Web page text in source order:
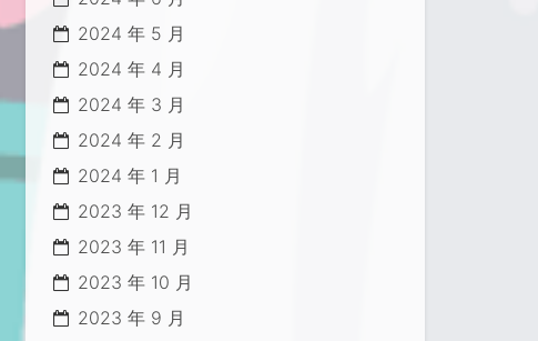
2024 年 5 月
2024 年 4 月
2024 年 3 月
2024 年 2 月
2024 年 1 月
2023 年 12 月
2023 年 11 月
2023 年 10 月
2023 年 9 月